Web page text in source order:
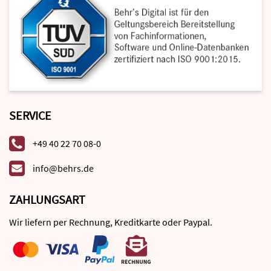
SERVICE
+49 40 22 70 08-0
info@behrs.de
ZAHLUNGSART
Wir liefern per Rechnung, Kreditkarte oder Paypal.